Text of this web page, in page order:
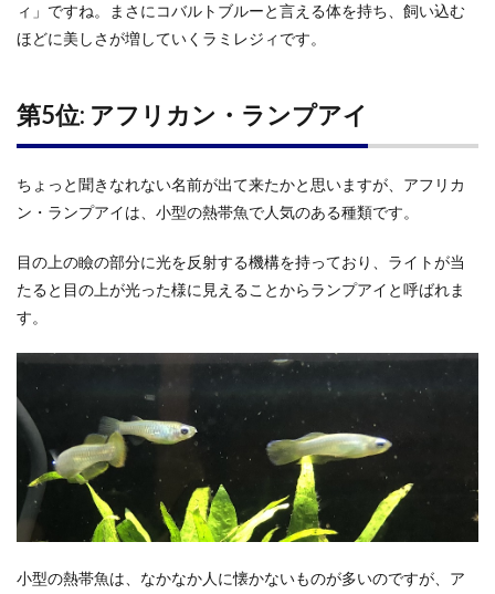
ィ」ですね。まさにコバルトブルーと言える体を持ち、飼い込む
ほどに美しさが増していくラミレジィです。
第5位: アフリカン・ランプアイ
ちょっと聞きなれない名前が出て来たかと思いますが、アフリカ
ン・ランプアイは、小型の熱帯魚で人気のある種類です。
目の上の瞼の部分に光を反射する機構を持っており、ライトが当
たると目の上が光った様に見えることからランプアイと呼ばれま
す。
小型の熱帯魚は、なかなか人に懐かないものが多いのですが、ア